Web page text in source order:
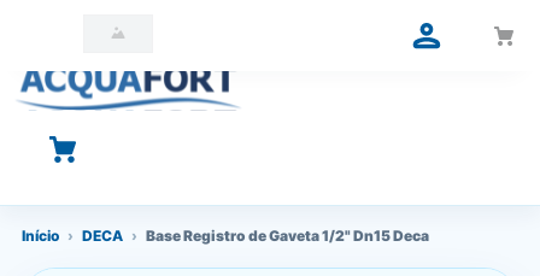
O que você está procurando?
Início › DECA › Base Registro de Gaveta 1/2" Dn15 Deca